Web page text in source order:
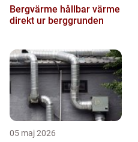
Bergvärme hållbar värme
direkt ur berggrunden
05 maj 2026